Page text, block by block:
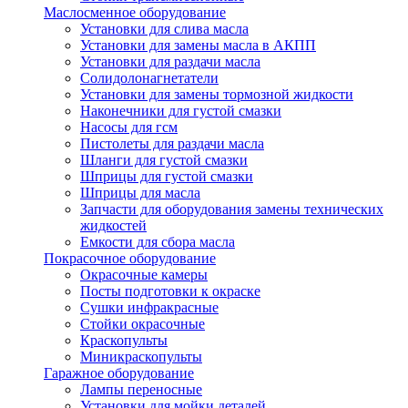
Маслосменное оборудование
Установки для слива масла
Установки для замены масла в АКПП
Установки для раздачи масла
Солидолонагнетатели
Установки для замены тормозной жидкости
Наконечники для густой смазки
Насосы для гсм
Пистолеты для раздачи масла
Шланги для густой смазки
Шприцы для густой смазки
Шприцы для масла
Запчасти для оборудования замены технических
жидкостей
Емкости для сбора масла
Покрасочное оборудование
Окрасочные камеры
Посты подготовки к окраске
Сушки инфракрасные
Стойки окрасочные
Краскопульты
Миникраскопульты
Гаражное оборудование
Лампы переносные